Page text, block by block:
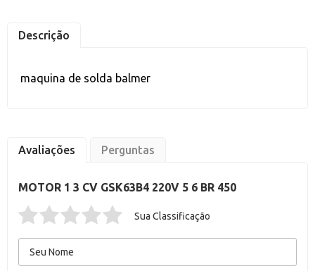
Descrição
maquina de solda balmer
Avaliações Perguntas
MOTOR 1 3 CV GSK63B4 220V 5 6 BR 450
Sua Classificação